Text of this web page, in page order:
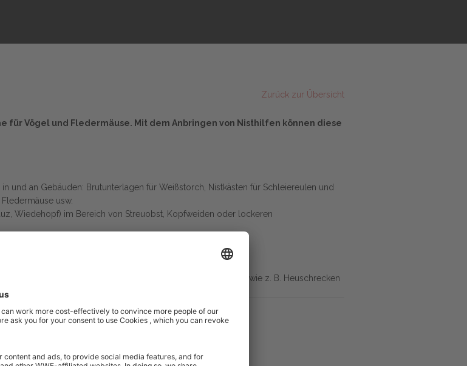
Zurück zur Übersicht
für Vögel und Fledermäuse. Mit dem Anbringen von Nisthilfen können diese
und an Gebäuden: Brutunterlagen für Weißstorch, Nistkästen für Schleiereulen und
usw.
Wiedehopf) im Bereich von Streuobst, Kopfweiden oder lockeren
und Grünland mit Kopfbäumen
einzelnen Altbäumen und hohem Angebot an Großinsekten wie z. B. Heuschrecken
Zielarten:
Steinkauz